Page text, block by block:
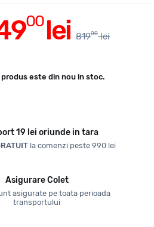
00lei 81900 lei
este din nou in stoc.
19 lei oriunde in tara
la comenzi peste 990 lei
Asigurare Colet
asigurate pe toata perioada
transportului